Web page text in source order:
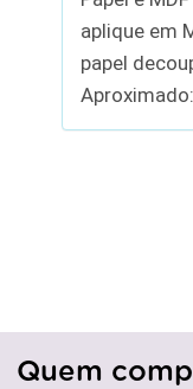
aplique em
papel
Quem